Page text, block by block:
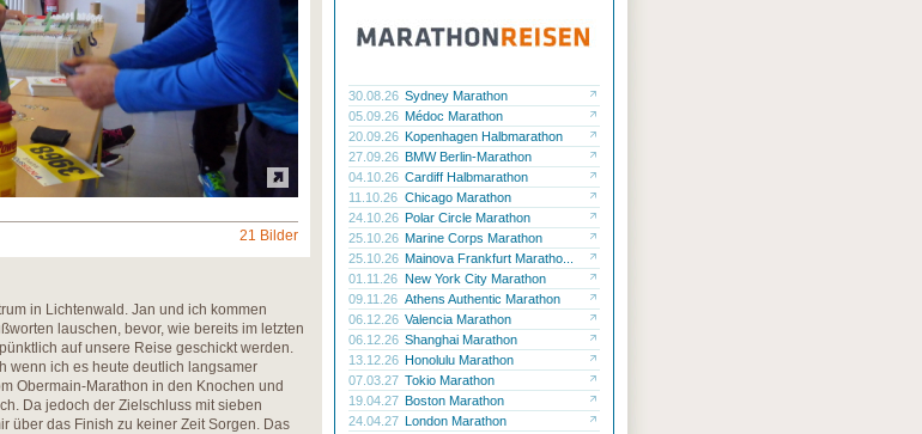
21 Bilder
in Lichtenwald. Jan und ich kommen
lauschen, bevor, wie bereits im letzten
auf unsere Reise geschickt werden.
wenn ich es heute deutlich langsamer
Obermain-Marathon in den Knochen und
Da jedoch der Zielschluss mit sieben
über das Finish zu keiner Zeit Sorgen. Das
30.08.26 Sydney Marathon
05.09.26 Médoc Marathon
20.09.26 Kopenhagen Halbmarathon
27.09.26 BMW Berlin-Marathon
04.10.26 Cardiff Halbmarathon
11.10.26 Chicago Marathon
24.10.26 Polar Circle Marathon
25.10.26 Marine Corps Marathon
25.10.26 Mainova Frankfurt Maratho...
01.11.26 New York City Marathon
09.11.26 Athens Authentic Marathon
06.12.26 Valencia Marathon
06.12.26 Shanghai Marathon
13.12.26 Honolulu Marathon
07.03.27 Tokio Marathon
19.04.27 Boston Marathon
24.04.27 London Marathon